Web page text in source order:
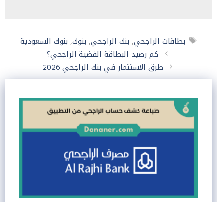
الوسوم
بطاقات الراجحي, بنك الراجحي, بنوك, بنوك السعودية
كم رصيد البطاقة الفضية الراجحي؟
طرق الاستثمار في بنك الراجحي 2026